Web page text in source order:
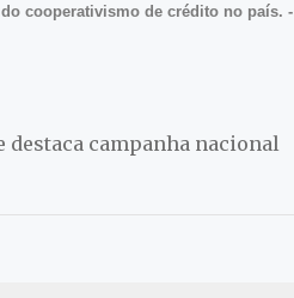
cooperativismo de crédito no país. -
campanha nacional